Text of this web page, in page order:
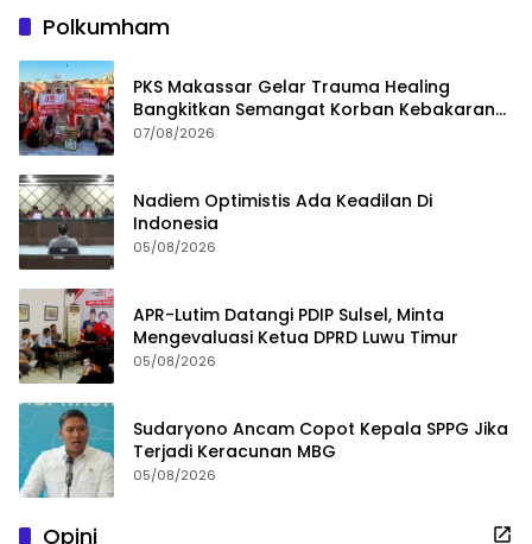
Polkumham
PKS Makassar Gelar Trauma Healing
Bangkitkan Semangat Korban Kebakaran
Tallo
07/08/2026
Nadiem Optimistis Ada Keadilan Di
Indonesia
05/08/2026
APR-Lutim Datangi PDIP Sulsel, Minta
Mengevaluasi Ketua DPRD Luwu Timur
05/08/2026
Sudaryono Ancam Copot Kepala SPPG Jika
Terjadi Keracunan MBG
05/08/2026
Opini